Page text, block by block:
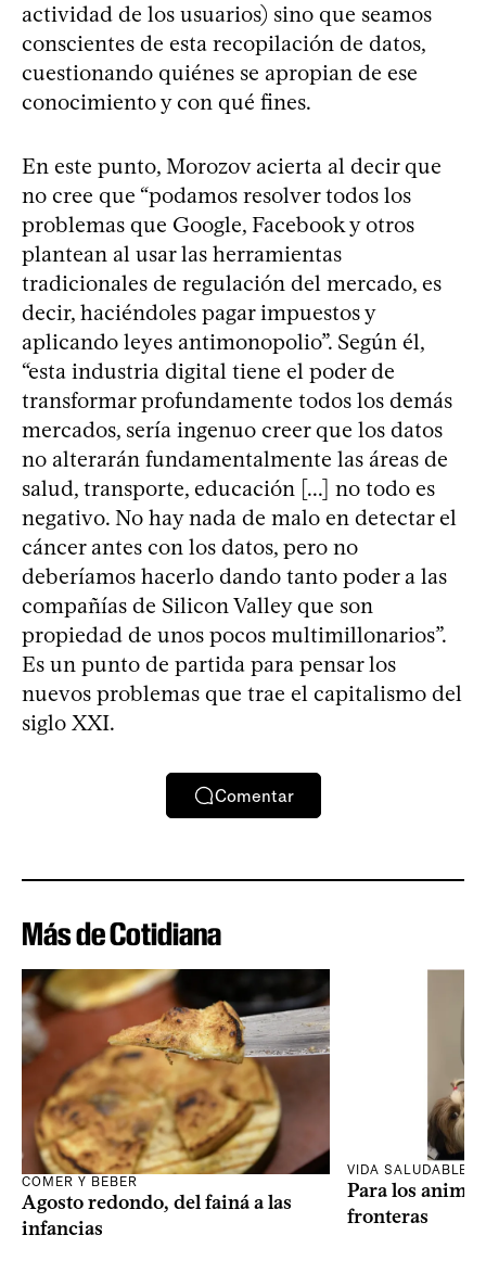
actividad de los usuarios) sino que seamos
conscientes de esta recopilación de datos,
cuestionando quiénes se apropian de ese
conocimiento y con qué fines.
En este punto, Morozov acierta al decir que
no cree que “podamos resolver todos los
problemas que Google, Facebook y otros
plantean al usar las herramientas
tradicionales de regulación del mercado, es
decir, haciéndoles pagar impuestos y
aplicando leyes antimonopolio”. Según él,
“esta industria digital tiene el poder de
transformar profundamente todos los demás
mercados, sería ingenuo creer que los datos
no alterarán fundamentalmente las áreas de
salud, transporte, educación [...] no todo es
negativo. No hay nada de malo en detectar el
cáncer antes con los datos, pero no
deberíamos hacerlo dando tanto poder a las
compañías de Silicon Valley que son
propiedad de unos pocos multimillonarios”.
Es un punto de partida para pensar los
nuevos problemas que trae el capitalismo del
siglo XXI.
Comentar
Más de Cotidiana
COMER Y BEBER
Agosto redondo, del fainá a las
infancias
VIDA SALUDABLE
Para los
fronteras